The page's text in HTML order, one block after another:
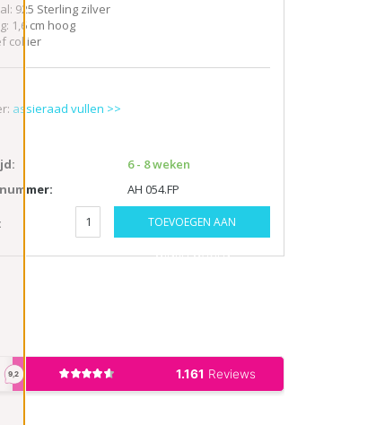
925 Sterling zilver
1,6 cm hoog
collier
assieraad vullen >>
6 - 8 weken
AH 054.FP
TOEVOEGEN AAN
WINKELWAGEN